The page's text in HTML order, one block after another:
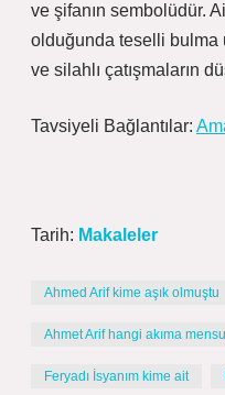
ve şifanın sembolüdür.
olduğunda teselli bulma
ve silahlı çatışmaların
Tavsiyeli Bağlantılar:
Tarih: Makaleler
Ahmed Arif kime aşık olmuştu
Ahmet Arif hangi akıma
Feryadı İsyanım kime ait